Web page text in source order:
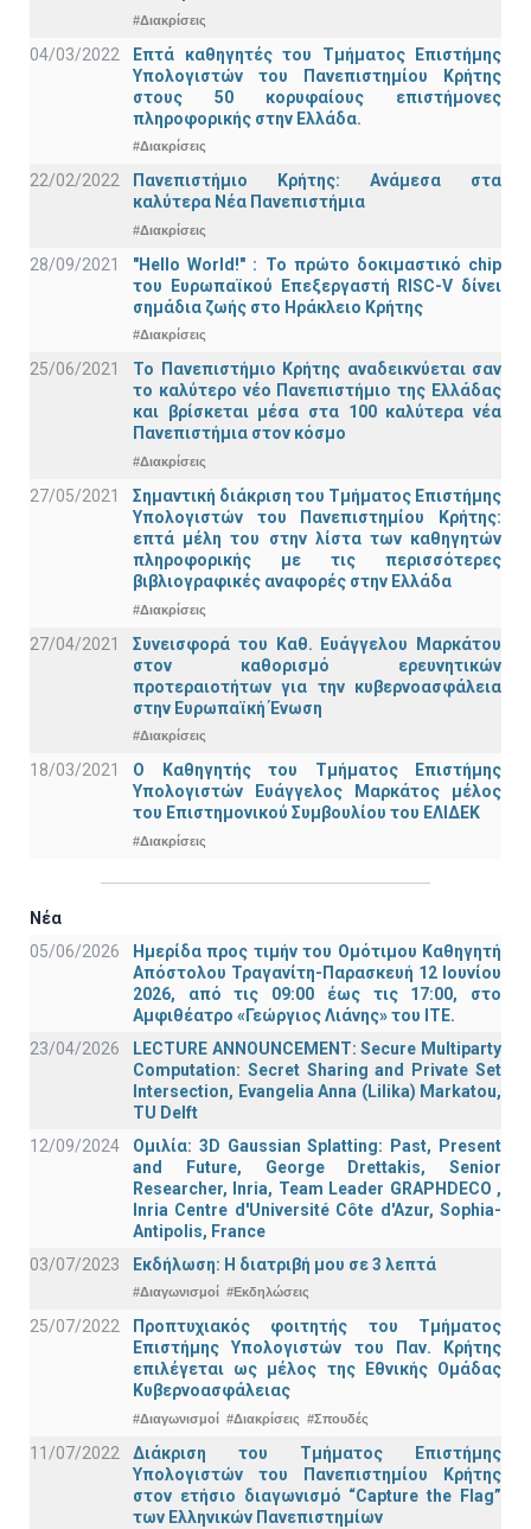
#Διακρίσεις
04/03/2022
Επτά καθηγητές του Τμήματος Επιστήμης
Υπολογιστών του Πανεπιστημίου Κρήτης
στους 50 κορυφαίους επιστήμονες
πληροφορικής στην Ελλάδα.
#Διακρίσεις
22/02/2022
Πανεπιστήμιο Κρήτης: Ανάμεσα στα
καλύτερα Νέα Πανεπιστήμια
#Διακρίσεις
28/09/2021
"Hello World!" : Το πρώτο δοκιμαστικό chip
του Ευρωπαϊκού Επεξεργαστή RISC-V δίνει
σημάδια ζωής στο Ηράκλειο Κρήτης
#Διακρίσεις
25/06/2021
Το Πανεπιστήμιο Κρήτης αναδεικνύεται σαν
το καλύτερο νέο Πανεπιστήμιο της Ελλάδας
και βρίσκεται μέσα στα 100 καλύτερα νέα
Πανεπιστήμια στον κόσμο
#Διακρίσεις
27/05/2021
Σημαντική διάκριση του Τμήματος Επιστήμης
Υπολογιστών του Πανεπιστημίου Κρήτης:
επτά μέλη του στην λίστα των καθηγητών
πληροφορικής με τις περισσότερες
βιβλιογραφικές αναφορές στην Ελλάδα
#Διακρίσεις
27/04/2021
Συνεισφορά του Καθ. Ευάγγελου Μαρκάτου
στον καθορισμό ερευνητικών
προτεραιοτήτων για την κυβερνοασφάλεια
στην Ευρωπαϊκή Ένωση
#Διακρίσεις
18/03/2021
Ο Καθηγητής του Τμήματος Επιστήμης
Υπολογιστών Ευάγγελος Μαρκάτος μέλος
του Επιστημονικού Συμβουλίου του ΕΛΙΔΕΚ
#Διακρίσεις
Νέα
05/06/2026
Ημερίδα προς τιμήν του Ομότιμου Καθηγητή
Απόστολου Τραγανίτη-Παρασκευή 12 Ιουνίου
2026, από τις 09:00 έως τις 17:00, στο
Αμφιθέατρο «Γεώργιος Λιάνης» του ΙΤΕ.
23/04/2026
LECTURE ANNOUNCEMENT: Secure Multiparty
Computation: Secret Sharing and Private Set
Intersection, Evangelia Anna (Lilika) Markatou,
TU Delft
12/09/2024
Ομιλία: 3D Gaussian Splatting: Past, Present
and Future, George Drettakis, Senior
Researcher, Inria, Team Leader GRAPHDECO ,
Inria Centre d'Université Côte d'Azur, Sophia-
Antipolis, France
03/07/2023
Εκδήλωση: Η διατριβή μου σε 3 λεπτά
#Διαγωνισμοί #Εκδηλώσεις
25/07/2022
Προπτυχιακός φοιτητής του Τμήματος
Επιστήμης Υπολογιστών του Παν. Κρήτης
επιλέγεται ως μέλος της Εθνικής Ομάδας
Κυβερνοασφάλειας
#Διαγωνισμοί #Διακρίσεις #Σπουδές
11/07/2022
Διάκριση του Τμήματος Επιστήμης
Υπολογιστών του Πανεπιστημίου Κρήτης
στον ετήσιο διαγωνισμό “Capture the Flag”
των Ελληνικών Πανεπιστημίων